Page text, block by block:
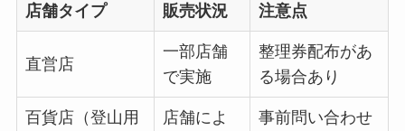
店舗タイプ 販売状況 注意点
直営店
一部店舗
で実施
整理券配布があ
る場合あり
百貨店（登山用
店舗によ
事前問い合わせ